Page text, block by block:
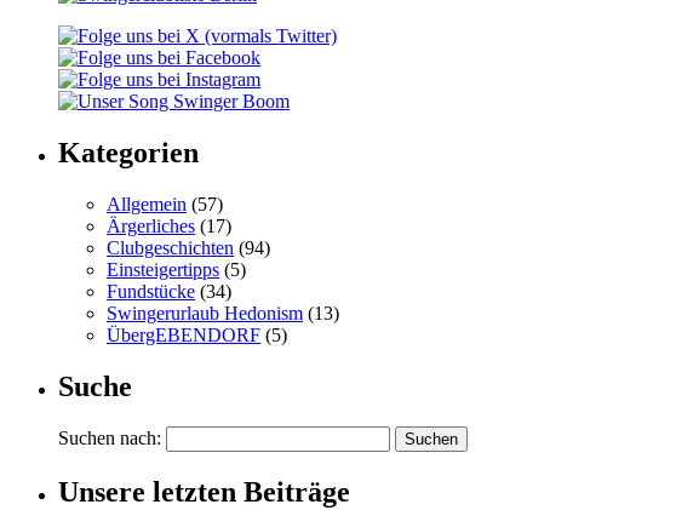
Kategorien
Allgemein (57)
Ärgerliches (17)
Clubgeschichten (94)
Einsteigertipps (5)
Fundstücke (34)
Swingerurlaub Hedonism (13)
ÜbergEBENDORF (5)
Suche
Suchen nach:
Unsere letzten Beiträge